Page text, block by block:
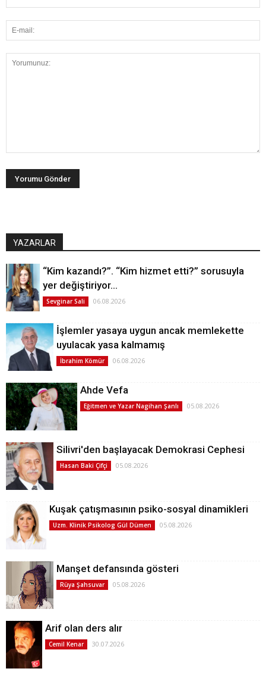
YAZARLAR
“Kim kazandı?”. “Kim hizmet etti?” sorusuyla
yer değiştiriyor…
Sevginar Sali 06.08.2026
İşlemler yasaya uygun ancak memlekette
uyulacak yasa kalmamış
İbrahim Kömür 06.08.2026
Ahde Vefa
Eğitmen ve Yazar Nagihan Şanlı 05.08.2026
Silivri'den başlayacak Demokrasi Cephesi
Hasan Baki Çifçi 05.08.2026
Kuşak çatışmasının psiko-sosyal dinamikleri
Uzm. Klinik Psikolog Gül Dümen 05.08.2026
Manşet defansında gösteri
Rüya Şahsuvar 05.08.2026
Arif olan ders alır
Cemil Kenar 30.07.2026